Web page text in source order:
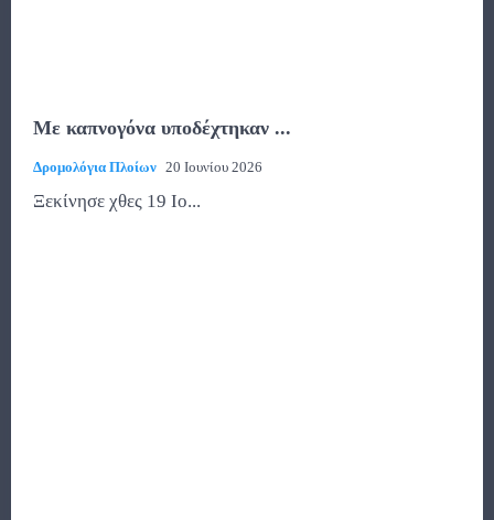
Με καπνογόνα υποδέχτηκαν ...
Δρομολόγια Πλοίων 20 Ιουνίου 2026
Ξεκίνησε χθες 19 Ιο...